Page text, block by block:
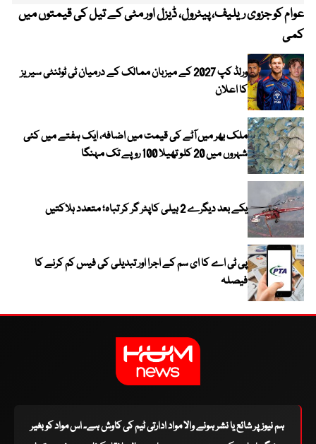
عوام کو جزوی ریلیف، پیٹرول، ڈیزل اور مٹی کے تیل کی قیمتوں میں
کمی
ورلڈ کپ 2027 کے میزبان ممالک کے درمیان ٹی ٹوئنٹی سیریز
کا اعلان
ملک بھر میں آٹے کی قیمت میں اضافہ، ایک ہفتے میں کئی
شہروں میں 20 کلو تھیلا 100 روپے تک مہنگا
یکے بعد دیگرے 2 ہیلی کاپٹر گر کر تباہ؛ متعدد ہلاکتیں
پی ٹی اے کا ای سم کے اجرا اور تبدیلی کی فیس کم کرنے کا
فیصلہ
ہم نیوز پر شائع یا نشر ہونے والا مواد ادارتی ٹیم کی کاوش ہے۔ اس مواد کو بغیر